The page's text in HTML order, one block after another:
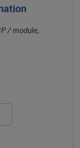
/ module,